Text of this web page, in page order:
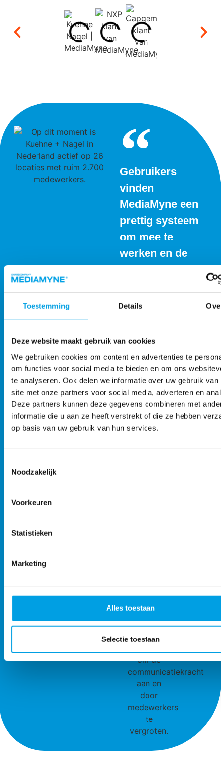
Toestemming Details
Deze website maakt gebruik van cookies
We gebruiken cookies om content en advertenties te
om functies voor social media te bieden en om ons
te analyseren. Ook delen we informatie over uw gebruik van
site met onze partners voor social media, adverteren en
Deze partners kunnen deze gegevens combineren met
informatie die u aan ze heeft verstrekt of die ze hebben
op basis van uw gebruik van hun services.
Noodzakelijk
Voorkeuren
Statistieken
Marketing
Alles toestaan
Selectie toestaan
Gebruikers
vinden
MediaMyne een
prettig systeem
om mee te
werken en de
medewerkers
geïnformeerd
dan ooit
tevoren.
Caroline Tjan |
Voormalig Senior
Communications
Manager